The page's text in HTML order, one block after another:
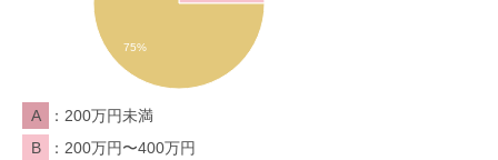
75%
A
200万円未満
B
200万円〜400万円